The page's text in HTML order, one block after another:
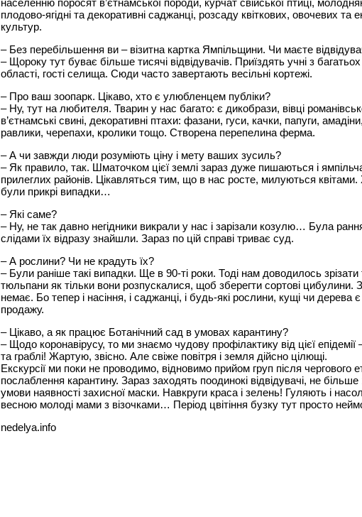
плодово-ягідні та декоративні саджанці, розсаду квіткових, овочевих та
культур.
– Без перебільшення ви – візитна картка Ямпільщини. Чи маєте
– Щороку тут буває більше тисячі відвідувачів. Приїздять учні з багатьох
області, гості селища. Сюди часто завертають весільні кортежі.
– Про ваш зоопарк. Цікаво, хто є улюбленцем публіки?
– Ну, тут на любителя. Тварин у нас багато: є дикобрази, вівці
в’єтнамські свині, декоративні птахи: фазани, гуси, качки, папуги,
равлики, черепахи, кролики тощо. Створена перепелина ферма.
– А чи завжди люди розуміють ціну і мету ваших зусиль?
– Як правило, так. Шматочком цієї землі зараз дуже пишаються і
прилеглих районів. Цікавляться тим, що в нас росте, милуються квітами.
були прикрі випадки…
– Які саме?
– Ну, не так давно негідники викрали у нас і зарізали козулю… Була
слідами їх відразу знайшли. Зараз по цій справі триває суд.
– А рослини? Чи не крадуть їх?
– Були раніше такі випадки. Ще в 90-ті роки. Тоді нам доводилось зрізати
тюльпани як тільки вони розпускалися, щоб зберегти сортові цибулини.
немає. Бо тепер і насіння, і саджанці, і будь-які рослини, кущі чи дерева
продажу.
– Цікаво, а як працює Ботанічний сад в умовах карантину?
– Щодо коронавірусу, то ми знаємо чудову профілактику від цієї епідемії
та граблі! Жартую, звісно. Але свіже повітря і земля дійсно цілющі.
Екскурсії ми поки не проводимо, відновимо прийом груп після чергового
послаблення карантину. Зараз заходять поодинокі відвідувачі, не більше
умови наявності захисної маски. Навкруги краса і зелень! Гуляють і
весною молоді мами з візочками… Період цвітіння бузку тут просто
nedelya.info